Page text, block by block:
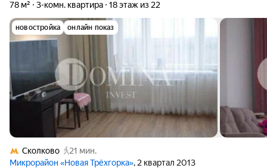
78 м² 3-комн. квартира 18 этаж из 22
новостройка онлайн показ
Сколково
21 мин.
Микрорайон «Новая Трёхгорка», 2 квартал 2013